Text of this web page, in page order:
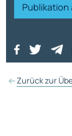
Publikation
Zurück zur